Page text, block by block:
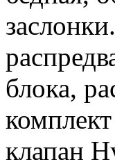
блока,
клапан